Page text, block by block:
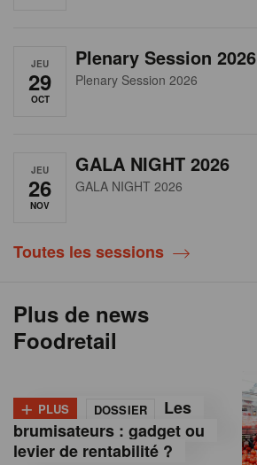
JEU
29
OCT
Plenary Session 2026
Plenary Session 2026
JEU
26
NOV
GALA NIGHT 2026
GALA NIGHT 2026
Toutes les sessions
Plus de news
Foodretail
+ PLUS DOSSIER
Les
brumisateurs : gadget ou
levier de rentabilité ?